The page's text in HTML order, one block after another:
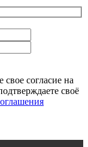
согласие на
своё